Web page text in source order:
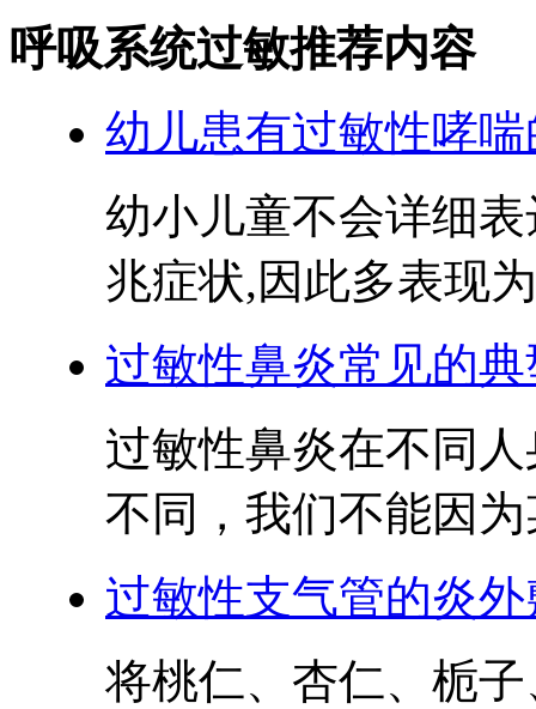
呼吸系统过敏推荐内容
幼儿患有过敏性哮
幼小儿童不会详细
兆症状,因此多表现
过敏性鼻炎常见的
过敏性鼻炎在不同
不同，我们不能因
过敏性支气管的炎
将桃仁、杏仁、栀